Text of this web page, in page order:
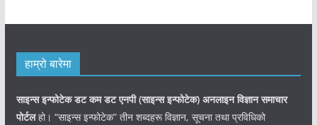
हाम्रो बारेमा
साइन्स इन्फोटेक डट कम डट एनपी (साइन्सइन्फोटेक) अनलाइन विज्ञान समाचार
पोर्टलहो। “साइन्स इन्फोटेक” तीन शब्दहरू विज्ञान, सूचना तथा प्रविधिको